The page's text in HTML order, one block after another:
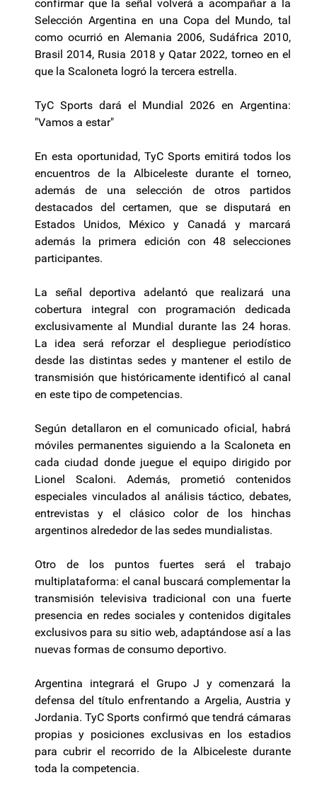
confirmar que la señal volverá a acompañar a la
Selección Argentina en una Copa del Mundo, tal
como ocurrió en Alemania 2006, Sudáfrica 2010,
Brasil 2014, Rusia 2018 y Qatar 2022, torneo en el
que la Scaloneta logró la tercera estrella.
TyC Sports dará el Mundial 2026 en Argentina:
"Vamos a estar"
En esta oportunidad, TyC Sports emitirá todos los
encuentros de la Albiceleste durante el torneo,
además de una selección de otros partidos
destacados del certamen, que se disputará en
Estados Unidos, México y Canadá y marcará
además la primera edición con 48 selecciones
participantes.
La señal deportiva adelantó que realizará una
cobertura integral con programación dedicada
exclusivamente al Mundial durante las 24 horas.
La idea será reforzar el despliegue periodístico
desde las distintas sedes y mantener el estilo de
transmisión que históricamente identificó al canal
en este tipo de competencias.
Según detallaron en el comunicado oficial, habrá
móviles permanentes siguiendo a la Scaloneta en
cada ciudad donde juegue el equipo dirigido por
Lionel Scaloni. Además, prometió contenidos
especiales vinculados al análisis táctico, debates,
entrevistas y el clásico color de los hinchas
argentinos alrededor de las sedes mundialistas.
Otro de los puntos fuertes será el trabajo
multiplataforma: el canal buscará complementar la
transmisión televisiva tradicional con una fuerte
presencia en redes sociales y contenidos digitales
exclusivos para su sitio web, adaptándose así a las
nuevas formas de consumo deportivo.
Argentina integrará el Grupo J y comenzará la
defensa del título enfrentando a Argelia, Austria y
Jordania. TyC Sports confirmó que tendrá cámaras
propias y posiciones exclusivas en los estadios
para cubrir el recorrido de la Albiceleste durante
toda la competencia.